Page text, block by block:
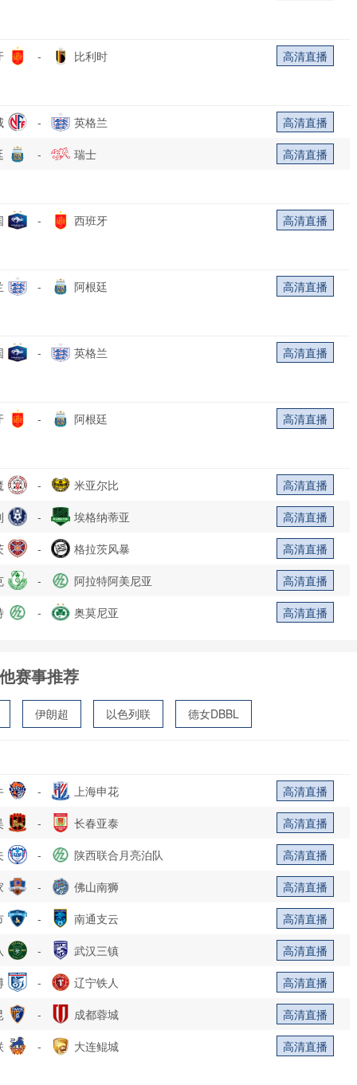
- 比利时 高清直播
- 英格兰
高清直播
- 瑞士 高清直播
- 西班牙 高清直播
- 阿根廷 高清直播
- 英格兰 高清直播
- 阿根廷 高清直播
- 米亚尔比
高清直播
- 埃格纳蒂亚
高清直播
- 格拉茨风暴
高清直播
- 阿拉特阿美尼亚
高清直播
- 奥莫尼亚 高清直播
赛事推荐
伊朗超 以色列联 德女DBBL
- 上海申花
高清直播
- 长春亚泰
高清直播
- 陕西联合月亮泊队
高清直播
- 佛山南狮
高清直播
- 南通支云
高清直播
- 武汉三镇
高清直播
- 辽宁铁人
高清直播
- 成都蓉城
高清直播
- 大连鲲城 高清直播